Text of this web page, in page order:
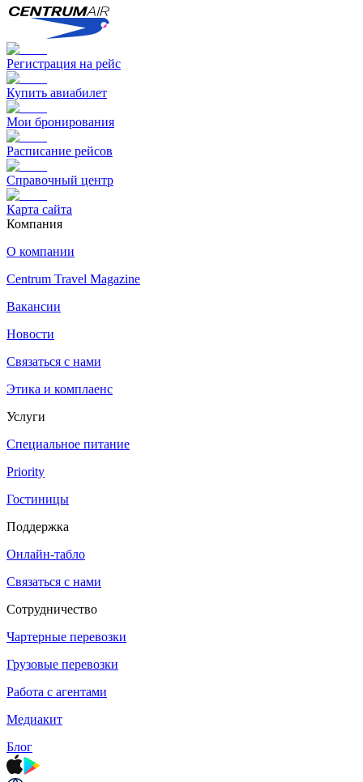
Регистрация на рейс
Купить авиабилет
Мои бронирования
Расписание рейсов
Справочный центр
Карта сайта
Компания
О компании
Centrum Travel Magazine
Вакансии
Новости
Связаться с нами
Этика и комплаенс
Услуги
Специальное питание
Priority
Гостиницы
Поддержка
Онлайн-табло
Связаться с нами
Сотрудничество
Чартерные перевозки
Грузовые перевозки
Работа с агентами
Медиакит
Блог